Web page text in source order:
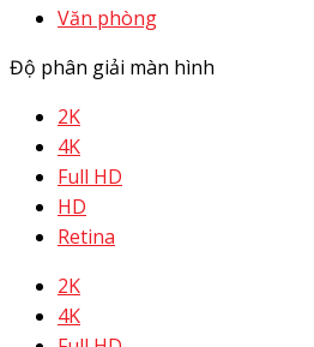
Văn phòng
Độ phân giải màn hình
2K
4K
Full HD
HD
Retina
2K
4K